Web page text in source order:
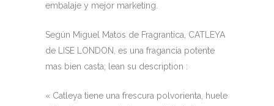
embalaje y mejor marketing.
Según Miguel Matos de Fragrantica, CATLEYA
de LISE LONDON, es una fragancia potente
mas bien casta; lean su description :
« Catleya tiene una frescura polvorienta, huele